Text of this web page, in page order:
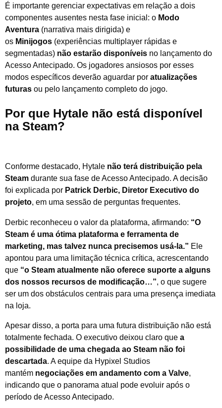
É importante gerenciar expectativas em relação a dois
componentes ausentes nesta fase inicial: o Modo
Aventura (narrativa mais dirigida) e
os Minijogos (experiências multiplayer rápidas e
segmentadas) não estarão disponíveis no lançamento do
Acesso Antecipado. Os jogadores ansiosos por esses
modos específicos deverão aguardar por atualizações
futuras ou pelo lançamento completo do jogo.
Por que Hytale não está disponível
na Steam?
Conforme destacado, Hytale não terá distribuição pela
Steam durante sua fase de Acesso Antecipado. A decisão
foi explicada por Patrick Derbic, Diretor Executivo do
projeto, em uma sessão de perguntas frequentes.
Derbic reconheceu o valor da plataforma, afirmando: “O
Steam é uma ótima plataforma e ferramenta de
marketing, mas talvez nunca precisemos usá-la.” Ele
apontou para uma limitação técnica crítica, acrescentando
que “o Steam atualmente não oferece suporte a alguns
dos nossos recursos de modificação…”, o que sugere
ser um dos obstáculos centrais para uma presença imediata
na loja.
Apesar disso, a porta para uma futura distribuição não está
totalmente fechada. O executivo deixou claro que a
possibilidade de uma chegada ao Steam não foi
descartada. A equipe da Hypixel Studios
mantém negociações em andamento com a Valve,
indicando que o panorama atual pode evoluir após o
período de Acesso Antecipado.